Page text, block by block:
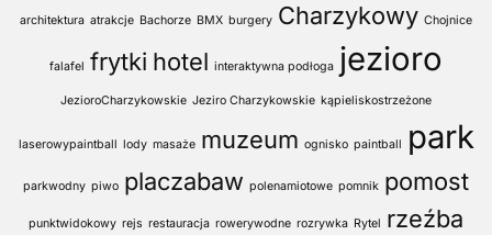
architektura atrakcje Bachorze BMX burgery Charzykowy Chojnice
falafel frytki hotel interaktywna podłoga jezioro
JezioroCharzykowskie Jeziro Charzykowskie kąpieliskostrzeżone
laserowypaintball lody masaże muzeum ognisko paintball park
parkwodny piwo placzabaw polenamiotowe pomnik pomost
punktwidokowy rejs restauracja rowerywodne rozrywka Rytel rzeźba